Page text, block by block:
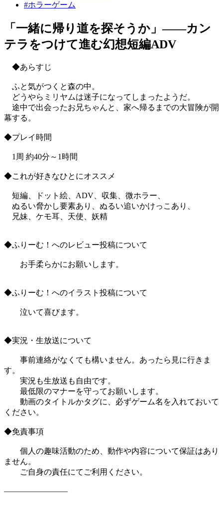
#ホラーゲーム
「一緒に帰り道を探そうか」――カン
テラをつけて進む幻想短編ADV
◆あらすじ
ふと気がつくと森の中。
どうやらミリヤムは迷子になってしまったようだ。
途中で出会ったお兄ちゃんと、家へ帰るまでの大冒険が開
幕する。
◆プレイ時間
1周 約40分～1時間
◆これが好きなひとにオススメ
短編、ドット絵、ADV、収集、微ホラー、
ぬるい脅かし要素あり、ぬるい追いかけっこあり、
兄妹、ケモ耳、天使、妖精
◆ふりーむ！へのレビュー投稿について
お手柔らかにお願いします。
◆ふりーむ！へのイラスト投稿について
泣いて喜びます。
◆実況・生放送について
事前連絡がなくても構いません。あったら見に行きま
す。
実況も生放送も自由です。
最低限のマナーを守ってお願いします。
動画のタイトルかタグに、必ずゲーム名を入れておいて
ください。
◆免責事項
個人の趣味活動のため、動作や内容について保証はあり
ません。
ご自身の責任にてご利用ください。
――――――――